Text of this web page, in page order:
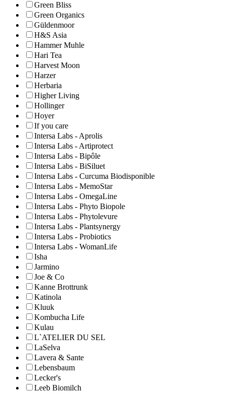
Green Bliss
Green Organics
Güldenmoor
H&S Asia
Hammer Muhle
Hari Tea
Harvest Moon
Harzer
Herbaria
Higher Living
Hollinger
Hoyer
If you care
Intersa Labs - Aprolis
Intersa Labs - Artiprotect
Intersa Labs - Bipôle
Intersa Labs - BiSiluet
Intersa Labs - Curcuma Biodisponible
Intersa Labs - MemoStar
Intersa Labs - OmegaLine
Intersa Labs - Phyto Biopole
Intersa Labs - Phytolevure
Intersa Labs - Plantsynergy
Intersa Labs - Probiotics
Intersa Labs - WomanLife
Isha
Jarmino
Joe & Co
Kanne Brottrunk
Katinola
Kluuk
Kombucha Life
Kulau
L`ATELIER DU SEL
LaSelva
Lavera & Sante
Lebensbaum
Lecker's
Leeb Biomilch